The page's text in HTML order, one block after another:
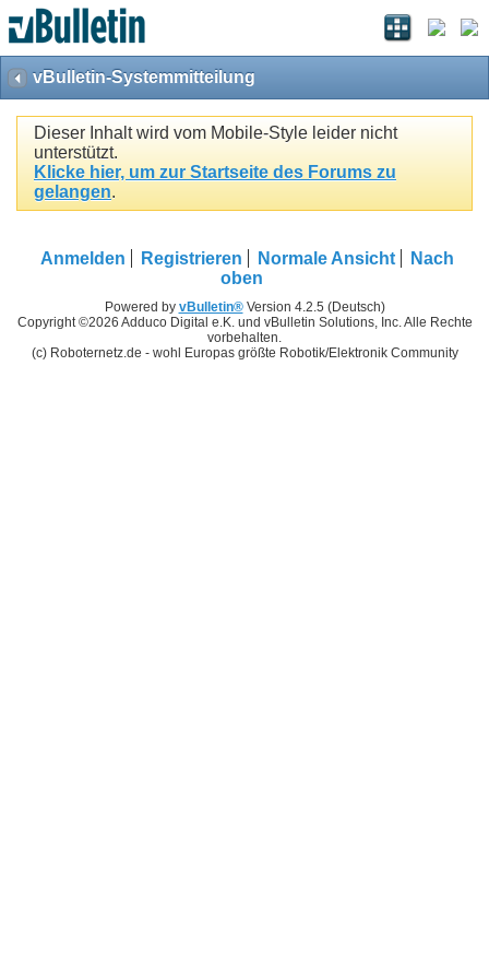
vBulletin-Systemmitteilung
Dieser Inhalt wird vom Mobile-Style leider nicht
unterstützt.
Klicke hier, um zur Startseite des Forums zu
gelangen.
Anmelden Registrieren Normale Ansicht
Nach
oben
Powered by vBulletin®Version 4.2.5 (Deutsch)
Copyright ©2026 Adduco Digital e.K. und vBulletin Solutions, Inc. Alle Rechte
vorbehalten.
(c) Roboternetz.de - wohl Europas größte Robotik/Elektronik Community